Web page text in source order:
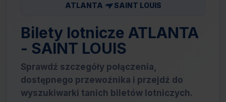
ATLANTA SAINT LOUIS
Bilety lotnicze ATLANTA
- SAINT LOUIS
Sprawdź szczegóły połączenia,
dostępnego przewoźnika i przejdź do
wyszukiwarki tanich biletów lotniczych.